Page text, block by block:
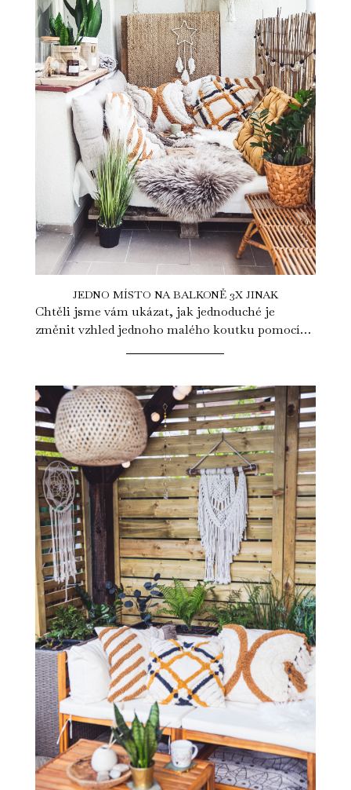
JEDNO MÍSTO NA BALKONĚ 3X JINAK
Chtěli jsme vám ukázat, jak jednoduché je
změnit vzhled jednoho malého koutku pomocí